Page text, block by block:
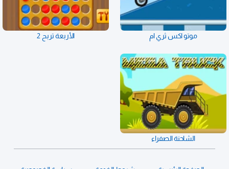
موتو اكس ثري ام الأربعة تربح 2
الشاحنة الصفراء